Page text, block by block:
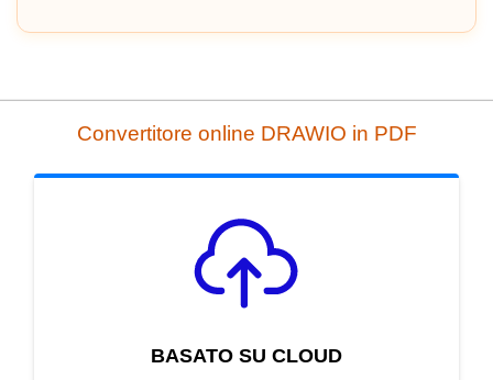
Convertitore online DRAWIO in PDF
BASATO SU CLOUD